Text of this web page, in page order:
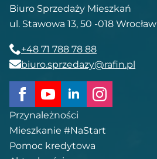
Biuro Sprzedaży Mieszkań
ul. Stawowa 13, 50 -018 Wrocław
+48 71 788 78 88
biuro.sprzedazy@rafin.pl
Przynależności
Mieszkanie #NaStart
Pomoc kredytowa